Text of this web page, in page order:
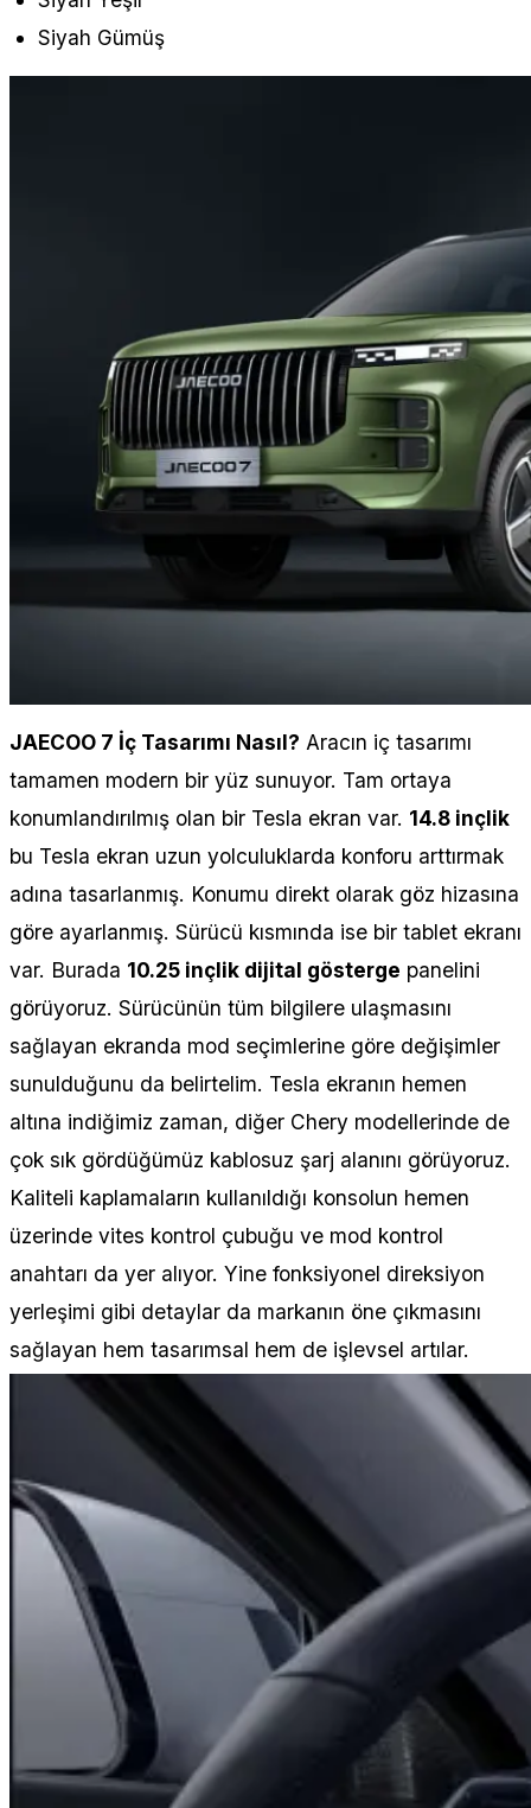
Siyah Gümüş
JAECOO 7 İç Tasarımı Nasıl? Aracın iç tasarımı
tamamen modern bir yüz sunuyor. Tam ortaya
konumlandırılmış olan bir Tesla ekran var. 14.8 inçlik
bu Tesla ekran uzun yolculuklarda konforu arttırmak
adına tasarlanmış. Konumu direkt olarak göz hizasına
göre ayarlanmış. Sürücü kısmında ise bir tablet ekranı
var. Burada 10.25 inçlik dijital gösterge panelini
görüyoruz. Sürücünün tüm bilgilere ulaşmasını
sağlayan ekranda mod seçimlerine göre değişimler
sunulduğunu da belirtelim. Tesla ekranın hemen
altına indiğimiz zaman, diğer Chery modellerinde de
çok sık gördüğümüz kablosuz şarj alanını görüyoruz.
Kaliteli kaplamaların kullanıldığı konsolun hemen
üzerinde vites kontrol çubuğu ve mod kontrol
anahtarı da yer alıyor. Yine fonksiyonel direksiyon
yerleşimi gibi detaylar da markanın öne çıkmasını
sağlayan hem tasarımsal hem de işlevsel artılar.